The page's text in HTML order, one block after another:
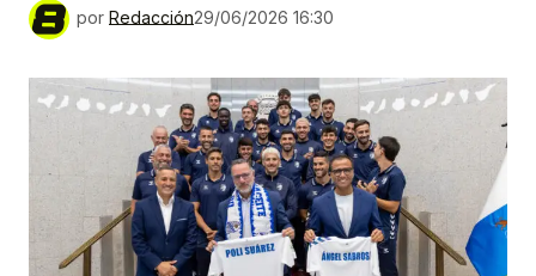
por Redacción29/06/2026 16:30